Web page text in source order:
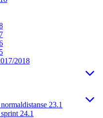
2018
23.1
24.1